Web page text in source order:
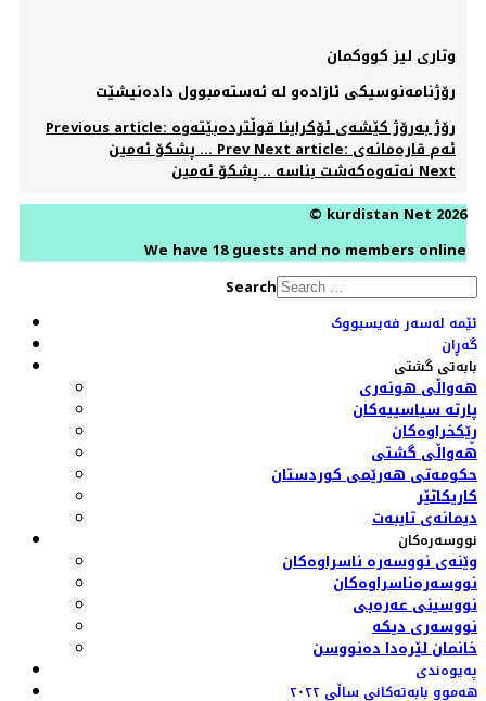
وتاری لیز کووکمان
رۆژنامەنوسیکی ئازادەو لە ئەستەمبوول دادەنیشێت
Previous article: رۆژ بەرۆژ کێشەی ئۆکراینا قوڵتردەبێتەوە
... پشکۆ ئەمینPrevNext article: ئەم قارەمانەی
نەتەوەکەشت بناسە .. پشکۆ ئەمینNext
© kurdistan Net 2026
We have 18 guests and no members online
Search
ئێمە لەسەر فەیسبووک
گەڕان
بابەتی گشتی
هەواڵی هونەری
پارتە سیاسییەکان
ڕێکخراوەکان
هەواڵی گشتی
حکومەتی هەرێمی کوردستان
کاریکاتێر
دیمانەی تایبەت
نووسەرەکان
وێنەی نووسەرە ناسراوەکان
نووسەرەناسراوەکان
نووسینی عەرەبی
نووسەری دیکە
خانمان لێرەدا دەنووسن
پەیوەندی
هەموو بابەتەکانی ساڵی ٢٠٢٢